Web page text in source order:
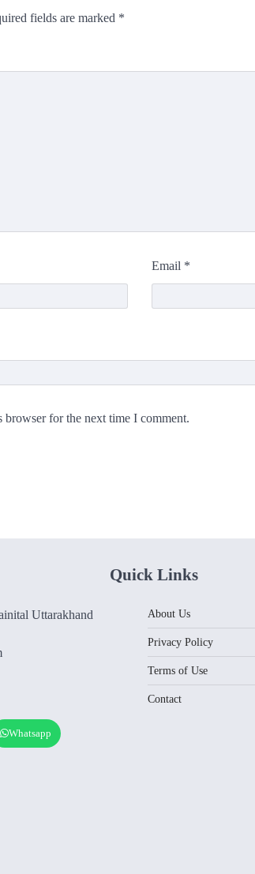
fields are marked *
Email *
browser for the next time I comment.
Uttarakhand
Whatsapp
Quick Links
About Us
Privacy Policy
Terms of Use
Contact